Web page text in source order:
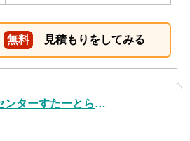
無料 見積もりをしてみる
不用品回収センターすたーとらいん